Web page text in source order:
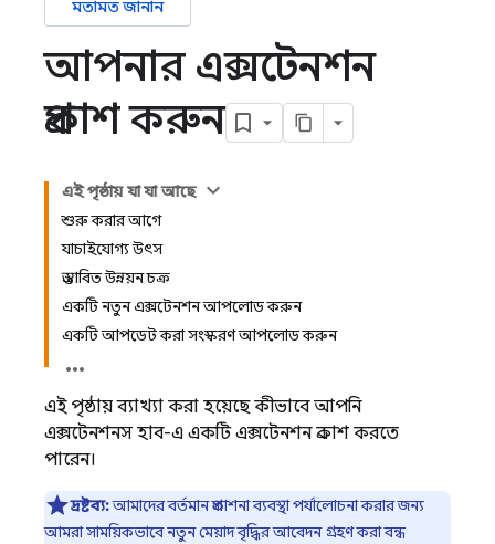
মতামত জানান
আপনার এক্সটেনশন
প্রকাশ করুন
এই পৃষ্ঠায় যা যা আছে
শুরু করার আগে
যাচাইযোগ্য উৎস
প্রস্তাবিত উন্নয়ন চক্র
একটি নতুন এক্সটেনশন আপলোড করুন
একটি আপডেট করা সংস্করণ আপলোড করুন
এই পৃষ্ঠায় ব্যাখ্যা করা হয়েছে কীভাবে আপনি
এক্সটেনশনস হাব-এ একটি এক্সটেনশন প্রকাশ করতে
পারেন।
দ্রষ্টব্য:আমাদের বর্তমান প্রকাশনা ব্যবস্থা পর্যালোচনা করার জন্য
আমরা সাময়িকভাবে নতুন মেয়াদ বৃদ্ধির আবেদন গ্রহণ করা বন্ধ